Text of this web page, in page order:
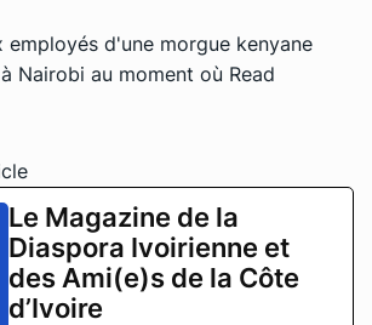
employés d'une morgue kenyane
Nairobi au moment où Read
Le Magazine de la
Diaspora Ivoirienne et
des Ami(e)s de la Côte
d’Ivoire